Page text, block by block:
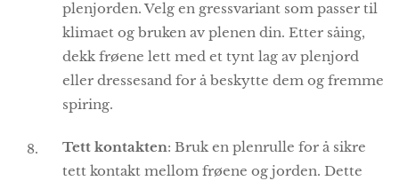
plenjorden. Velg en gressvariant som passer til
klimaet og bruken av plenen din. Etter såing,
dekk frøene lett med et tynt lag av plenjord
eller dressesand for å beskytte dem og fremme
spiring.
Tett kontakten: Bruk en plenrulle for å sikre
tett kontakt mellom frøene og jorden. Dette